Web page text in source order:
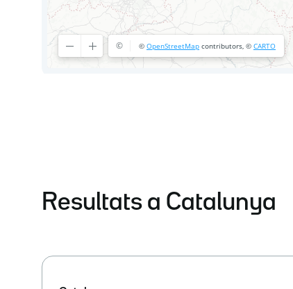
Resultats a Catalunya